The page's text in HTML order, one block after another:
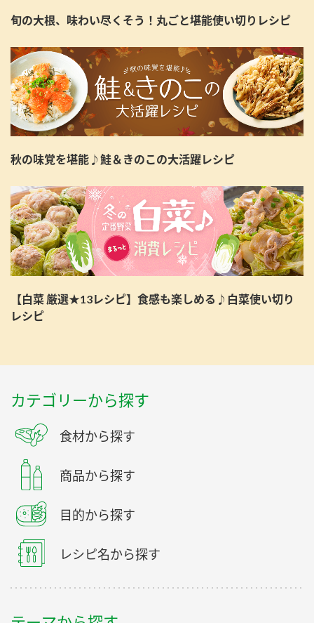
旬の大根、味わい尽くそう！丸ごと堪能使い切りレシピ
秋の味覚を堪能♪鮭＆きのこの大活躍レシピ
【白菜 厳選★13レシピ】食感も楽しめる♪白菜使い切り
レシピ
カテゴリーから探す
食材から探す
商品から探す
目的から探す
レシピ名から探す